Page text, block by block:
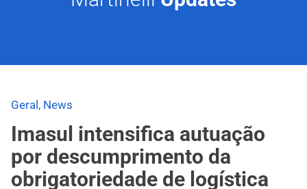
Geral , News
Imasul intensifica autuação
por descumprimento da
obrigatoriedade de logística